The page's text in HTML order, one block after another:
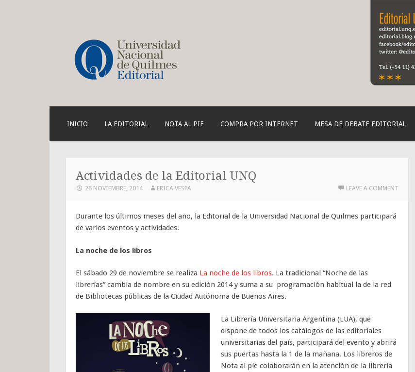
CONTENT
INICIO LA EDITORIAL NOTA AL PIE COMPRA POR INTERNET MESA DE DEBATE EDITORIAL
Actividades de la Editorial UNQ
26 NOVIEMBRE, 2014 ERICA VESPA LEAVE A COMMENT
Durante los últimos meses del año, la Editorial de la Universidad Nacional de Quilmes participará
de varios eventos y actividades.
La noche de los libros
El sábado 29 de noviembre se realiza La noche de los libros. La tradicional “Noche de las
librerías” cambia de nombre en su edición 2014 y suma a su programación habitual la de la red
de Bibliotecas públicas de la Ciudad Autónoma de Buenos Aires.
La Librería Universitaria Argentina (LUA), que
dispone de todos los catálogos de las editoriales
universitarias del país, participará del evento y abrirá
sus puertas hasta la 1 de la mañana. Los libreros de
Nota al pie colaborarán en la atención de la librería